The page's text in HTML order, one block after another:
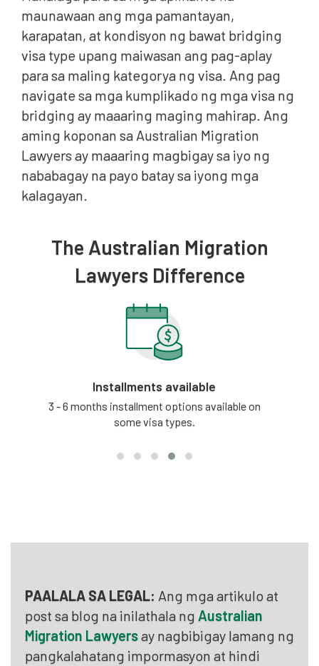
maunawaan ang mga pamantayan,
karapatan, at kondisyon ng bawat bridging
visa type upang maiwasan ang pag-aplay
para sa maling kategorya ng visa. Ang pag
navigate sa mga kumplikado ng mga visa ng
bridging ay maaaring maging mahirap. Ang
aming koponan sa Australian Migration
Lawyers ay maaaring magbigay sa iyo ng
nababagay na payo batay sa iyong mga
kalagayan.
The Australian Migration
Lawyers Difference
Installments available
3 - 6 months installment options available on
some visa types.
PAALALA SA LEGAL: Ang mga artikulo at
post sa blog na inilathala ng Australian
Migration Lawyersay nagbibigay lamang ng
pangkalahatang impormasyon at hindi